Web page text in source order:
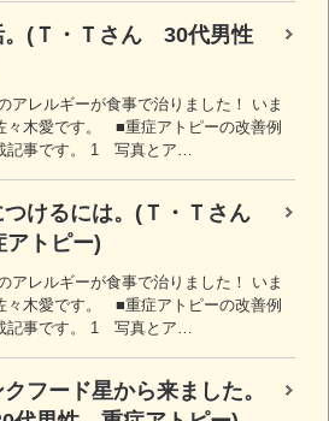
。(Ｔ・Ｔさん 30代男性
アレルギーが食事で治りました！ いま
々木愛です。 ■重症アトピーの改善例
記事です。 1 写真とア…
つけるには。(Ｔ・Ｔさん
アトピー)
アレルギーが食事で治りました！ いま
々木愛です。 ■重症アトピーの改善例
記事です。 1 写真とア…
フード星から来ました。